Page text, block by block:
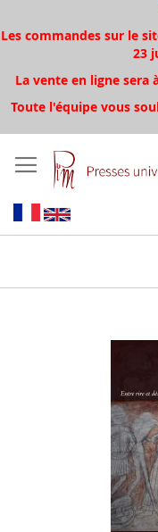
Les commandes sur le
23
La vente en ligne sera
Toute l'équipe vous